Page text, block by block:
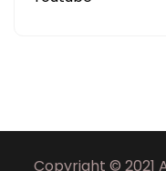
Copyright © 2021